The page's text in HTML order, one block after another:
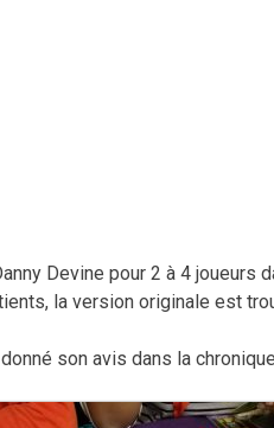
Devine pour 2 à 4 joueurs
la version originale est
son avis dans la